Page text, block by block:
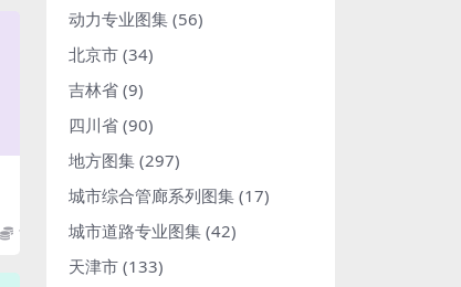
1.98
动力专业图集 (56)
北京市 (34)
吉林省 (9)
四川省 (90)
地方图集 (297)
城市综合管廊系列图集 (17)
城市道路专业图集 (42)
天津市 (133)